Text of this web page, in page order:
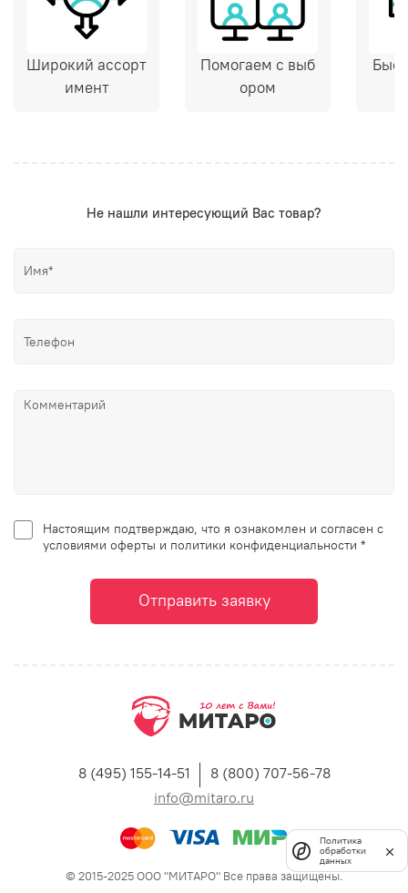
Широкий ассорт
имент
Помогаем с выб
ором
Не нашли интересующий Вас товар?
Настоящим подтверждаю, что я ознакомлен и согласен с
условиями оферты и политики конфиденциальности *
Отправить заявку
8 (495) 155-14-51
8 (800) 707-56-78
info@mitaro.ru
© 2015-2025 ООО "МИТАРО" Все права защищены.
Политика
обработки
данных